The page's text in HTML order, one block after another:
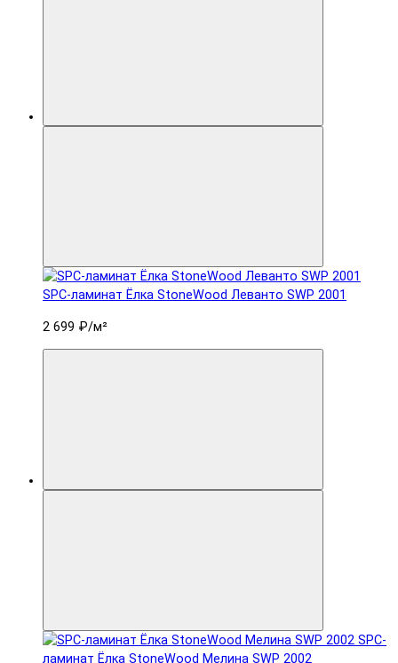
SPC-ламинат Ëлка StoneWood Леванто SWP 2001
2 699 ₽/м²
SPC-
ламинат Ëлка StoneWood Мелина SWP 2002